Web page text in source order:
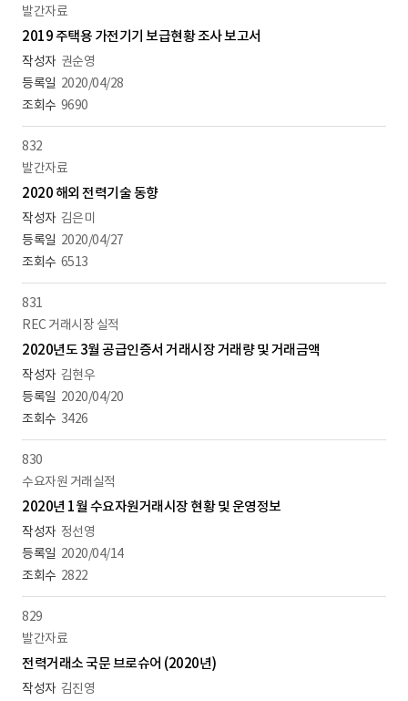
발간자료
2019 주택용 가전기기 보급현황 조사 보고서
권순영
2020/04/28
9690
832
발간자료
2020 해외 전력기술 동향
김은미
2020/04/27
6513
831
REC 거래시장 실적
2020년도 3월 공급인증서 거래시장 거래량 및 거래금액
김현우
2020/04/20
3426
830
수요자원 거래실적
2020년 1월 수요자원거래시장 현황 및 운영정보
정선영
2020/04/14
2822
829
발간자료
전력거래소 국문 브로슈어 (2020년)
김진영